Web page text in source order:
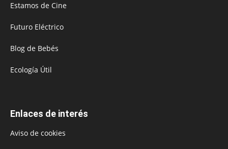
Estamos de Cine
Futuro Eléctrico
Blog de Bebés
Ecología Útil
Enlaces de interés
Aviso de cookies